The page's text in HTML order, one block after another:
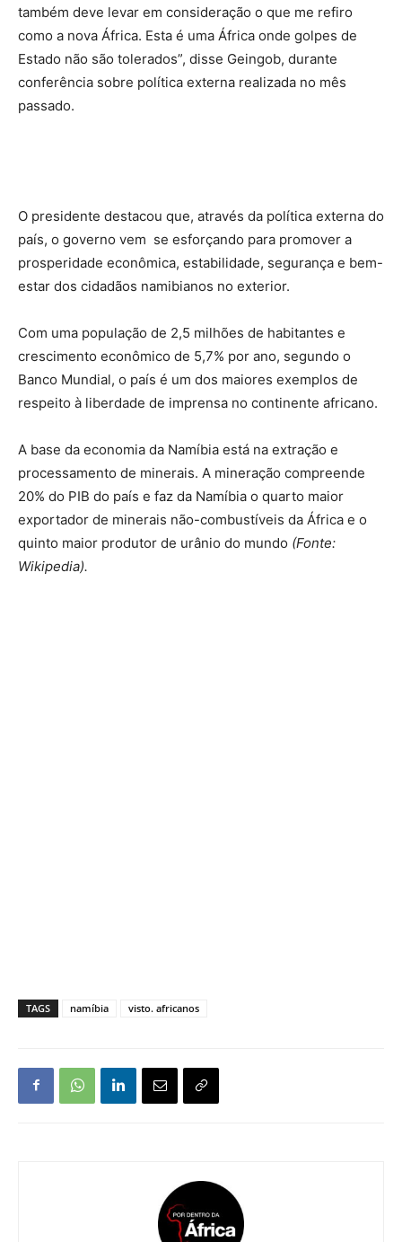
também deve levar em consideração o que me refiro
como a nova África. Esta é uma África onde golpes de
Estado não são tolerados”, disse Geingob, durante
conferência sobre política externa realizada no mês
passado.
O presidente destacou que, através da política externa do
país, o governo vem se esforçando para promover a
prosperidade econômica, estabilidade, segurança e bem-
estar dos cidadãos namibianos no exterior.
Com uma população de 2,5 milhões de habitantes e
crescimento econômico de 5,7% por ano, segundo o
Banco Mundial, o país é um dos maiores exemplos de
respeito à liberdade de imprensa no continente africano.
A base da economia da Namíbia está na extração e
processamento de minerais. A mineração compreende
20% do PIB do país e faz da Namíbia o quarto maior
exportador de minerais não-combustíveis da África e o
quinto maior produtor de urânio do mundo (Fonte:
Wikipedia).
TAGS namíbia visto. africanos